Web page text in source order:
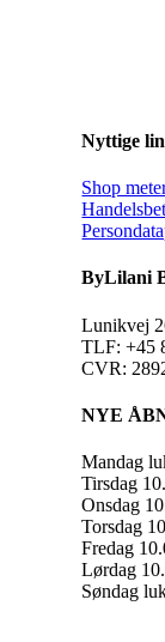
Nyttige
Shop
ByLilani
Lunikvej
TLF: +45
CVR:
NYE
Mandag
Tirsdag
Onsdag
Torsdag
Fredag
Lørdag
Søndag